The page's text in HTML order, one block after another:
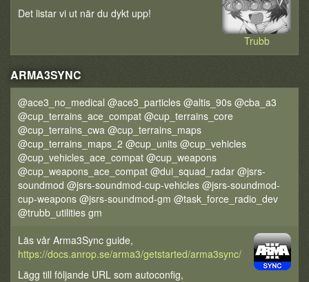
Trubb
Det listar vi ut när du dykt upp!
ARMA3SYNC
@ace3_no_medical @ace3_particles @altis_90s @cba_a3
@cup_terrains_ace_compat @cup_terrains_core
@cup_terrains_cwa @cup_terrains_maps
@cup_terrains_maps_2 @cup_units @cup_vehicles
@cup_vehicles_ace_compat @cup_weapons
@cup_weapons_ace_compat @dui_squad_radar @jsrs-
soundmod @jsrs-soundmod-cup-vehicles @jsrs-soundmod-
cup-weapons @jsrs-soundmod-gm @task_force_radio_dev
@trubb_utilities gm
Läs vår Arma3Sync guide,
https://docs.anrop.se/arma3/getstarted/arma3sync/
Lägg till följande URL som autoconfig,